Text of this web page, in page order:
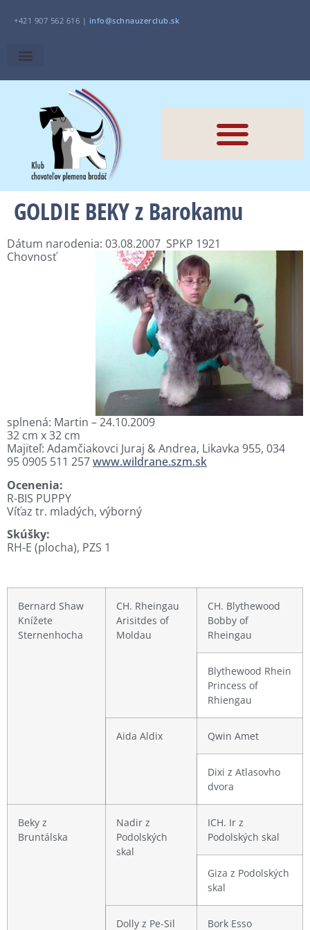
+421 907 562 616 | info@schnauzerclub.sk
GOLDIE BEKY z Barokamu
Dátum narodenia: 03.08.2007 SPKP 1921
Chovnosť
splnená: Martin – 24.10.2009
32 cm x 32 cm
Majiteľ: Adamčiakovci Juraj & Andrea, Likavka 955, 034
95 0905 511 257www.wildrane.szm.sk
Ocenenia:
R-BIS PUPPY
Víťaz tr. mladých, výborný
Skúšky:
RH-E (plocha), PZS 1
Bernard Shaw
Knížete
Sternenhocha
CH. Rheingau
Arisitdes of
Moldau
CH. Blythewood
Bobby of
Rheingau
Blythewood Rhein
Princess of
Rhiengau
Aida Aldix Qwin Amet
Dixi z Atlasovho
dvora
Beky z
Bruntálska
Nadir z
Podolských
skal
ICH. Ir z
Podolských skal
Giza z Podolských
skal
Dolly z Pe-Sil Bork Esso